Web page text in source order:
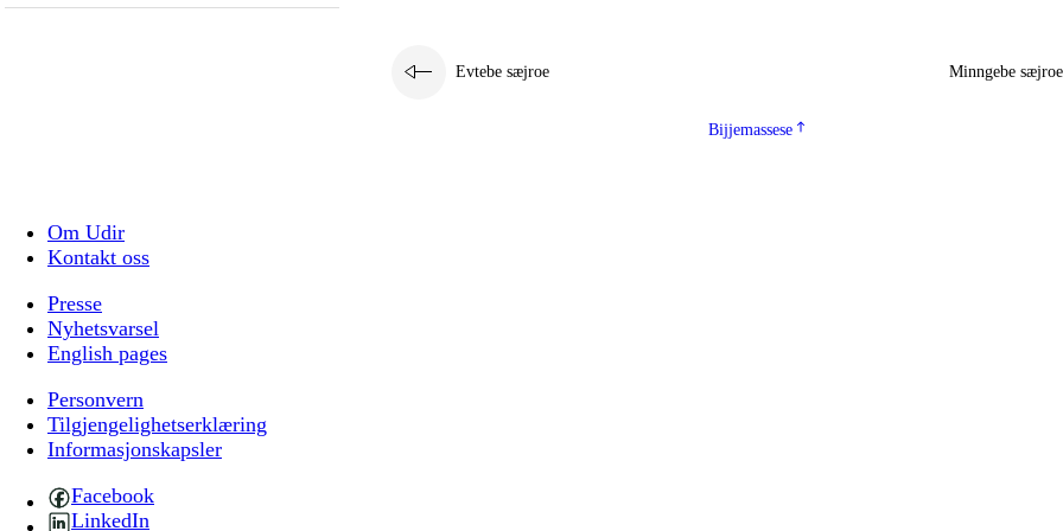
Evtebe sæjroe Minngebe sæjroe
Bijjemassese
Om Udir
Kontakt oss
Presse
Nyhetsvarsel
English pages
Personvern
Tilgjengelighetserklæring
Informasjonskapsler
Facebook
LinkedIn